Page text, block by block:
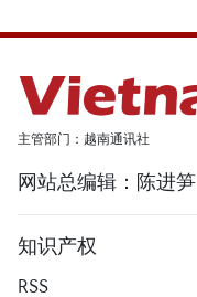
主管部门：越南通讯社
网站总编辑：陈进笋
知识产权
RSS